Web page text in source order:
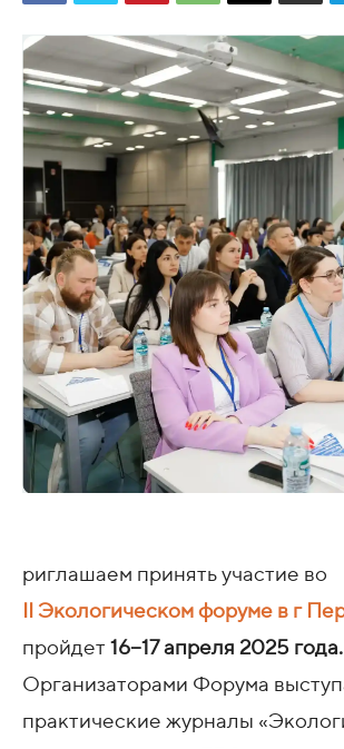
риглашаем принять участие во
II Экологическом форуме в г
пройдет 16−17 апреля 2025 года.
Организаторами Форума
практические журналы